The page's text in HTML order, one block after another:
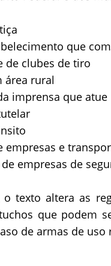
que
de clubes de tiro
área rural
imprensa que
e
empresas de
texto altera as
que podem
de armas de